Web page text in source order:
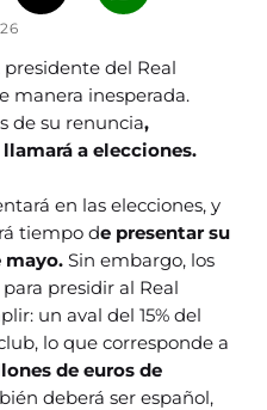
del Real
manera inesperada.
de su renuncia,
a elecciones.
en las elecciones, y
tiempo de presentar su
mayo. Sin embargo, los
presidir al Real
un aval del 15% del
lo que corresponde a
de euros de
deberá ser español,